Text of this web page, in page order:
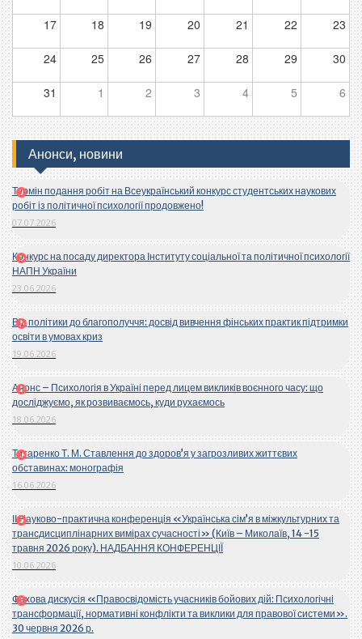
17 18 19 20 21 22 23
24 25 26 27 28 29 30
31 1 2 3 4 5 6
Анонси, новини
Термін подання робіт на Всеукраїнський конкурс студентських наукових
робіт із політичної психології продовжено!
07.07.2026
Конкурс на посаду директора Інституту соціальної та політичної психології
НАПН України
23.06.2026
Від політики до благополуччя: досвід вивчення фінських практик підтримки
освіти в умовах криз
19.06.2026
Анонс – Психологія в Україні перед лицем викликів воєнного часу: що
досліджуємо, як розвиваємось, куди рухаємось
18.06.2026
Титаренко Т. М. Ставлення до здоров’я у загрозливих життєвих
обставинах: монографія
16.06.2026
ІІ Науково-практична конференція «Українська сім’я в міжкультурних та
трансдисциплінарних вимірах сучасності» (Київ – Миколаїв, 14 -15
травня 2026 року). НАДБАННЯ КОНФЕРЕНЦІЇ
10.06.2026
Фахова дискусія «Правосвідомість учасників бойових дій: Психологічні
трансформації, нормативні конфлікти та виклики для правової системи».
30 червня 2026 р.